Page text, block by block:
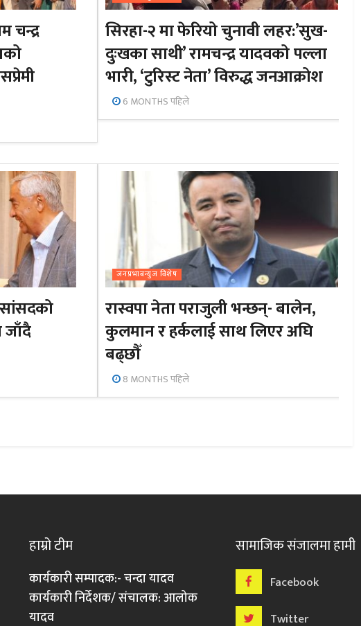
चन्द्र
सिरहा-२ मा फेरियो चुनावी लहर:’सुख-
दुःखका साथी’ रामचन्द्र यादवको पल्ला
भारी, ‘टुरिस्ट नेता’ विरुद्ध जनआक्रोश
6 MONTHS पहिले
जाँदै
जनप्रभाबन्युज विशेष
रास्वपा नेता पराजुली भन्छन्- बालेन,
कुलमान र हर्कलाई साथ लिएर अघि
बढ्छौँ
8 MONTHS पहिले
हाम्रो टीम
कार्यकारी सम्पादक:- चन्दा यादव
कार्यकारी निर्देशक/ संचालक: आलोक
यादव
सामाजिक संजालमा हामी
Facebook
Twitter